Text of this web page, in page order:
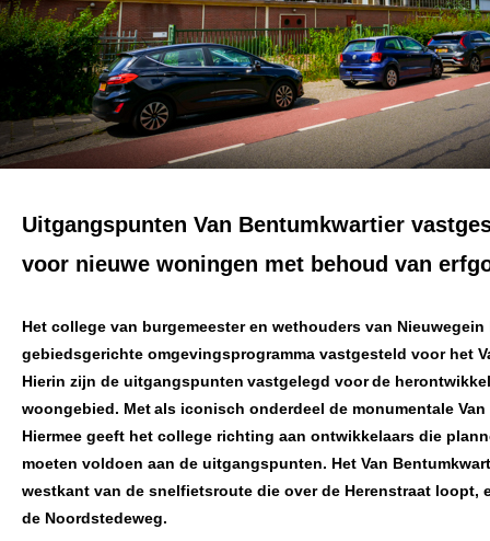
Uitgangspunten Van Bentumkwartier
voor nieuwe woningen met behoud van
Het college van burgemeester en wethouders van Nieuwegein
gebiedsgerichte omgevingsprogramma vastgesteld voor het
Hierin zijn de uitgangspunten vastgelegd voor de
woongebied. Met als iconisch onderdeel de monumentale
Hiermee geeft het college richting aan ontwikkelaars die
moeten voldoen aan de uitgangspunten. Het Van
westkant van de snelfietsroute die over de Herenstraat loopt,
de Noordstedeweg.